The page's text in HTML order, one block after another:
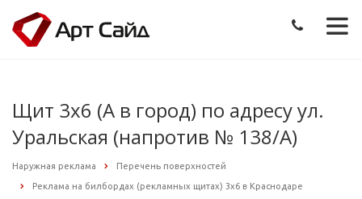
Щит 3х6 (А в город) по адресу ул.
Уральская (напротив № 138/А)
Наружная реклама Перечень поверхностей
Реклама на билбордах (рекламных щитах) 3х6 в Краснодаре